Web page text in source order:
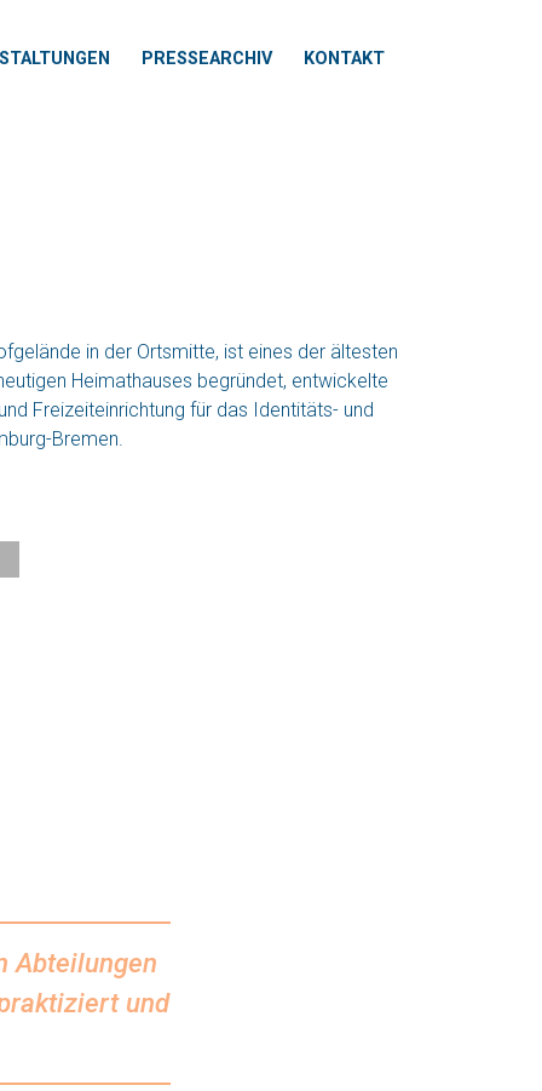
PRESSEARCHIV KONTAKT
in der Ortsmitte, ist eines der ältesten
Heimathauses begründet, entwickelte
Freizeiteinrichtung für das Identitäts- und
Bremen.
Abteilungen
und